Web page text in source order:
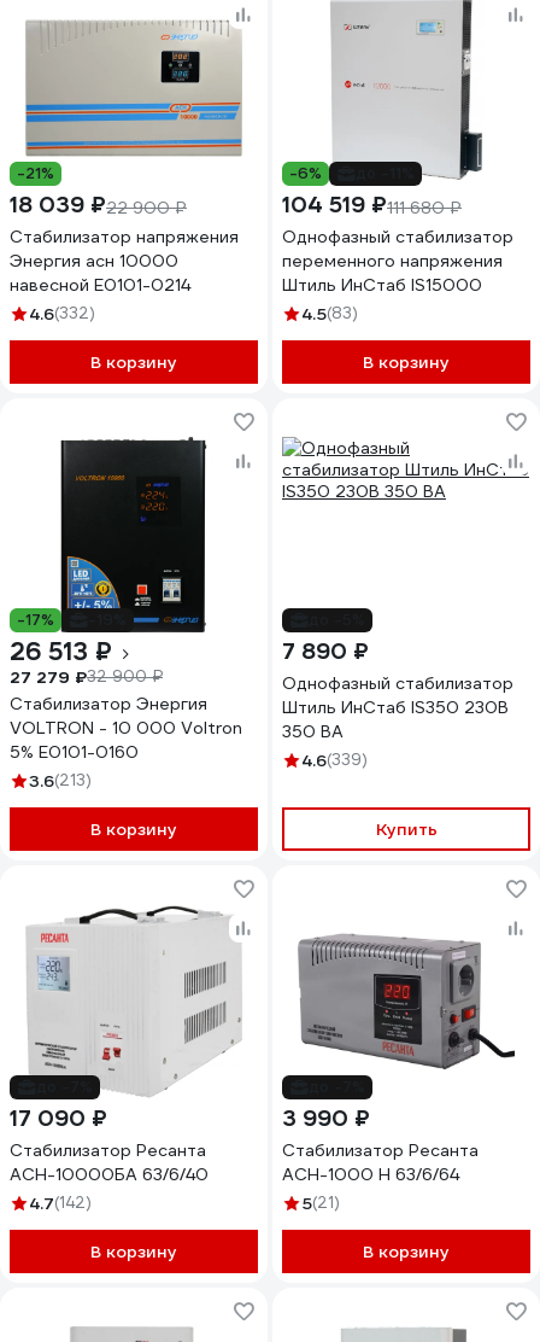
-21%
18 039 ₽22 900 ₽
Стабилизатор напряжения
Энергия асн 10000
навесной Е0101-0214
4.6(332)
В корзину
-6%
104 519 ₽111 680 ₽
Однофазный стабилизатор
переменного напряжения
Штиль ИнСтаб IS15000
4.5(83)
В корзину
-17%
26 513 ₽
27 279 ₽32 900 ₽
Стабилизатор Энергия
VOLTRON - 10 000 Voltron
5% Е0101-0160
3.6(213)
В корзину
7 890 ₽
Однофазный стабилизатор
Штиль ИнСтаб IS350 230В
350 ВА
4.6(339)
Купить
17 090 ₽
Стабилизатор Ресанта
АСН-10000БА 63/6/40
4.7(142)
В корзину
3 990 ₽
Стабилизатор Ресанта
АСН-1000 Н 63/6/64
5(21)
В корзину